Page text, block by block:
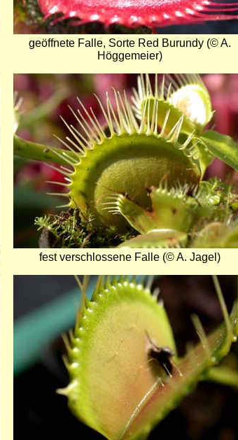
geöffnete Falle, Sorte Red Burundy (© A.
Höggemeier)
Bild
fest verschlossene Falle (© A. Jagel)